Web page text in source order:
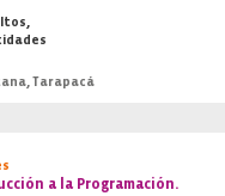
Tarapacá
a la Programación.